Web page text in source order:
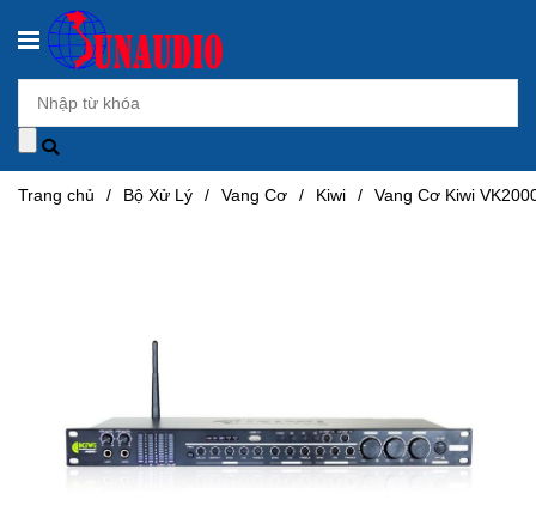
Trang chủ / Bộ Xử Lý / Vang Cơ / Kiwi / Vang Cơ Kiwi